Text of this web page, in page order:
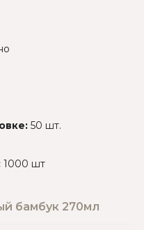
50 шт.
1000 шт
бамбук 270мл